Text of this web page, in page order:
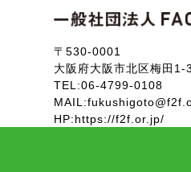
〒530-0001
大阪府大阪市北区梅田
TEL:06-4799-0108
MAIL:
HP: https://f2f.or.jp/